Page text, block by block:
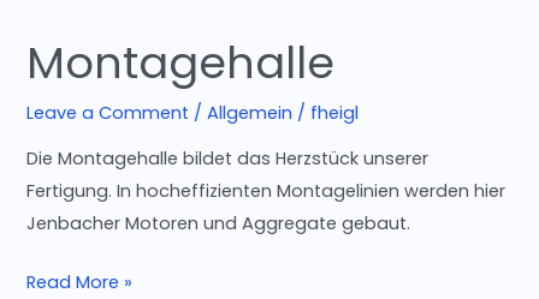
Montagehalle
Leave a Comment /Allgemein / fheigl
Die Montagehalle bildet das Herzstück unserer
Fertigung. In hocheffizienten Montagelinien werden hier
Jenbacher Motoren und Aggregate gebaut.
Montagehalle
Read More »